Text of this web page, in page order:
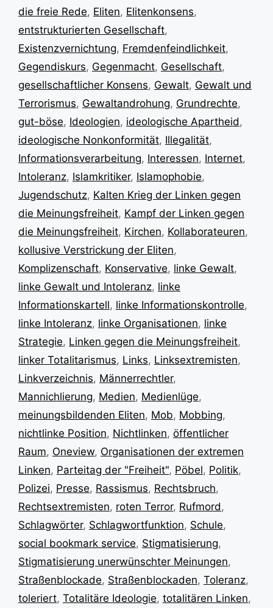
die freie Rede, Eliten, Elitenkonsens,
entstrukturierten Gesellschaft,
Existenzvernichtung, Fremdenfeindlichkeit,
Gegendiskurs, Gegenmacht, Gesellschaft,
gesellschaftlicher Konsens, Gewalt, Gewalt und
Terrorismus, Gewaltandrohung, Grundrechte,
gut-böse, Ideologien, ideologische Apartheid,
ideologische Nonkonformität, Illegalität,
Informationsverarbeitung, Interessen, Internet,
Intoleranz, Islamkritiker, Islamophobie,
Jugendschutz, Kalten Krieg der Linken gegen
die Meinungsfreiheit, Kampf der Linken gegen
die Meinungsfreiheit, Kirchen, Kollaborateuren,
kollusive Verstrickung der Eliten,
Komplizenschaft, Konservative, linke Gewalt,
linke Gewalt und Intoleranz, linke
Informationskartell, linke Informationskontrolle,
linke Intoleranz, linke Organisationen, linke
Strategie, Linken gegen die Meinungsfreiheit,
linker Totalitarismus, Links, Linksextremisten,
Linkverzeichnis, Männerrechtler,
Mannichlierung, Medien, Medienlüge,
meinungsbildenden Eliten, Mob, Mobbing,
nichtlinke Position, Nichtlinken, öffentlicher
Raum, Oneview, Organisationen der extremen
Linken, Parteitag der "Freiheit", Pöbel, Politik,
Polizei, Presse, Rassismus, Rechtsbruch,
Rechtsextremisten, roten Terror, Rufmord,
Schlagwörter, Schlagwortfunktion, Schule,
social bookmark service, Stigmatisierung,
Stigmatisierung unerwünschter Meinungen,
Straßenblockade, Straßenblockaden, Toleranz,
toleriert, Totalitäre Ideologie, totalitären Linken,